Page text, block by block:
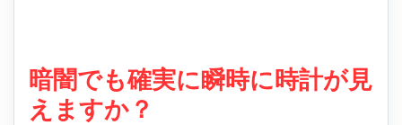
暗闇でも確実に瞬時に時計が見
えますか？